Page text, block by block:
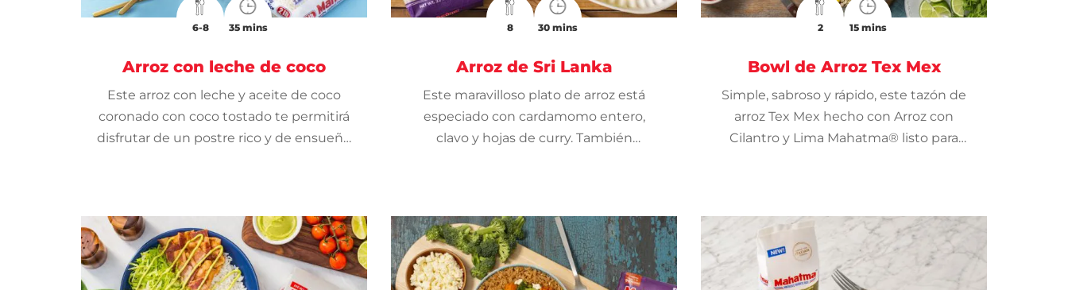
6-8 35 mins
Arroz con leche de coco
Este arroz con leche y aceite de coco
coronado con coco tostado te permitirá
disfrutar de un postre rico y de ensueño
8 30 mins
Arroz de Sri Lanka
Este maravilloso plato de arroz está
especiado con cardamomo entero,
clavo y hojas de curry. También
2 15 mins
Bowl de Arroz Tex Mex
Simple, sabroso y rápido, este tazón de
arroz Tex Mex hecho con Arroz con
Cilantro y Lima Mahatma® listo para